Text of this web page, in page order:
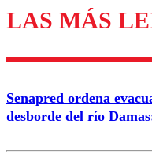
Los comentarios
Nombre
Correo
LAS MÁS
Senapred ordena
desborde del río